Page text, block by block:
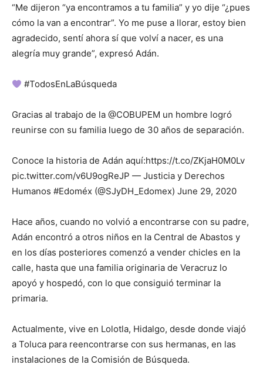
“Me dijeron “ya encontramos a tu familia” y yo dije “¿pues
cómo la van a encontrar”. Yo me puse a llorar, estoy bien
agradecido, sentí ahora sí que volví a nacer, es una
alegría muy grande”, expresó Adán.
#TodosEnLaBúsqueda
Gracias al trabajo de la @COBUPEM un hombre logró
reunirse con su familia luego de 30 años de separación.
Conoce la historia de Adán aquí:https://t.co/ZKjaH0M0Lv
pic.twitter.com/v6U9ogReJP — Justicia y Derechos
Humanos #Edoméx (@SJyDH_Edomex) June 29, 2020
Hace años, cuando no volvió a encontrarse con su padre,
Adán encontró a otros niños en la Central de Abastos y
en los días posteriores comenzó a vender chicles en la
calle, hasta que una familia originaria de Veracruz lo
apoyó y hospedó, con lo que consiguió terminar la
primaria.
Actualmente, vive en Lolotla, Hidalgo, desde donde viajó
a Toluca para reencontrarse con sus hermanas, en las
instalaciones de la Comisión de Búsqueda.